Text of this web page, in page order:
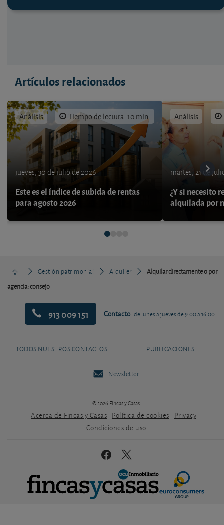
Artículos relacionados
Análisis Tiempo de lectura: 10 min.
jueves, 30 de julio de 2026
Este es el índice de subida de rentas
para agosto 2026
Análisis
martes, 21 de
¿Y si necesito
alquilada por
Gestión patrimonial Alquiler
Alquilar directamente o por
agencia: consejo
913 009 151 Contacto de lunes a jueves de 9:00 a 16:00
TODOS NUESTROS CONTACTOS PUBLICACIONES
Newsletter
© 2026 Fincas y Casas
Acerca de Fincas y Casas Política de cookies
Privacy
Condiciones de uso